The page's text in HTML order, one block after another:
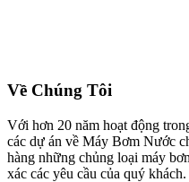
Về Chúng Tôi
Với hơn 20 năm hoạt động
các dự án về Máy Bơm Nước
hàng những chủng loại máy
xác các yêu cầu của quý khách.